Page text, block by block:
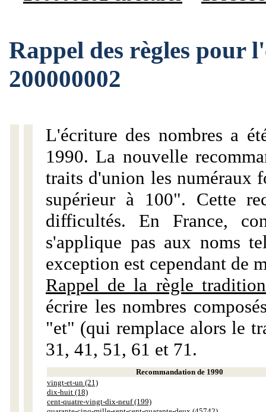
Rappel des règles pour
200000002
L'écriture des nombres a
1990. La nouvelle
traits d'union les numéraux
supérieur à 100". Cette
difficultés. En France,
s'applique pas aux noms
exception est cependant de
Rappel de la règle
écrire les nombres
"et" (qui remplace alors le
31, 41, 51, 61 et 71.
Recommandation de 1990
vingt-et-un (21)
dix-huit (18)
cent-quatre-vingt-dix-neuf (199)